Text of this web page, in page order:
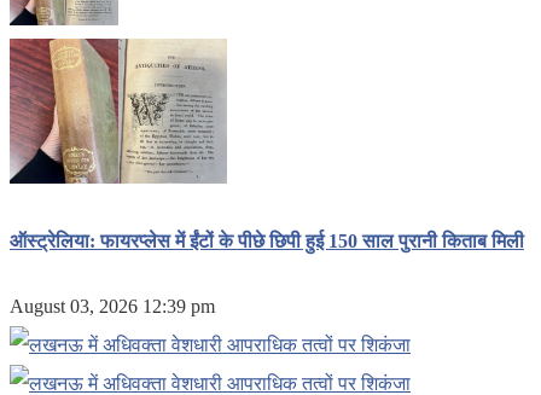
ऑस्ट्रेलिया: फायरप्लेस में ईंटों के पीछे छिपी हुई 150 साल पुरानी किताब मिली
August 03, 2026 12:39 pm